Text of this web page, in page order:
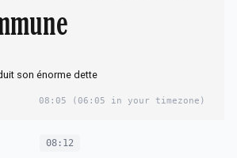
son énorme dette
08:05 (06:05 in your timezone)
08:12